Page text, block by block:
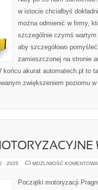
w istocie chciałbyś
można odmienić w firmy,
szczególnie czymś
aby szczegółowo
zamieszczonej na stronie
końcu akurat automatech.pl to
zwiększeniem poziomu
- 2025 MOŻLIWOŚĆ
Początki motoryzacji